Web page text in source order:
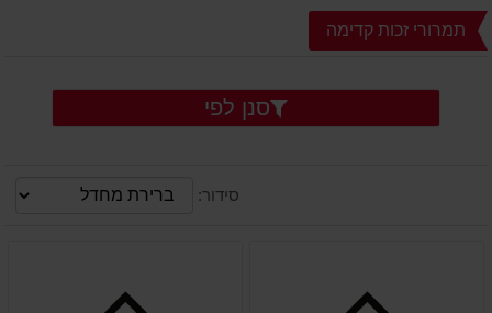
תמרורי זכות קדימה
סנן לפי
סידור: